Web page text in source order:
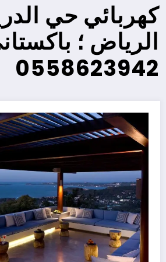
كهربائي حي
الرياض ؛
0558623942